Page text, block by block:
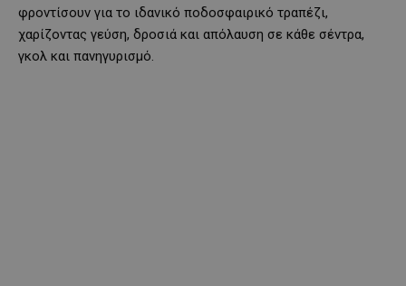
φροντίσουν για το ιδανικό ποδοσφαιρικό τραπέζι,
χαρίζοντας γεύση, δροσιά και απόλαυση σε κάθε σέντρα,
γκολ και πανηγυρισμό.